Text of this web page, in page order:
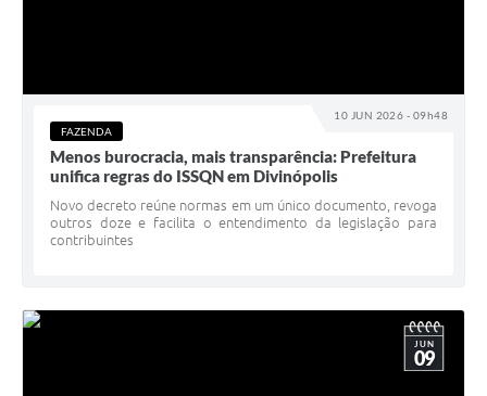
10 JUN 2026 - 09h48
FAZENDA
Menos burocracia, mais transparência: Prefeitura
unifica regras do ISSQN em Divinópolis
Novo decreto reúne normas em um único documento, revoga
outros doze e facilita o entendimento da legislação para
contribuintes
JUN
09